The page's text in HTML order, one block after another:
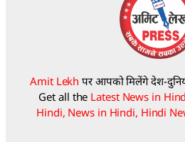
Amit Lekh पर आपको मिलेंगे देश-
Get all the Latest News in
Hindi, News in Hindi, Hindi